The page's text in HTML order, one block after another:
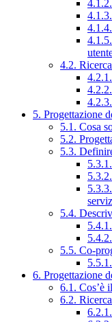
4.2.
5. Progettazione
5.1. Cosa
5.2.
5.3.
5.4.
5.5. Co-
6. Progettazione
6.1. Cos’è
6.2.